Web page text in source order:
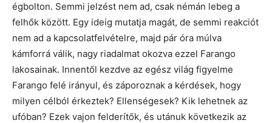
égbolton. Semmi jelzést nem ad, csak némán lebeg a
felhők között. Egy ideig mutatja magát, de semmi reakciót
nem ad a kapcsolatfelvételre, majd pár óra múlva
kámforrá válik, nagy riadalmat okozva ezzel Farango
lakosainak. Innentől kezdve az egész világ figyelme
Farango felé irányul, és záporoznak a kérdések, hogy
milyen célból érkeztek? Ellenségesek? Kik lehetnek az
ufóban? Ezek vajon felderítők, és utánuk következik az